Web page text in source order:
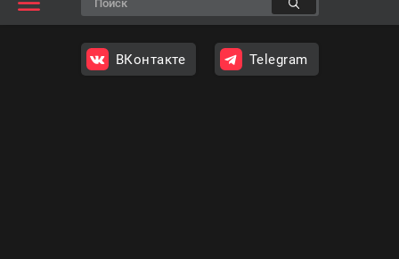
ВКонтакте Telegram